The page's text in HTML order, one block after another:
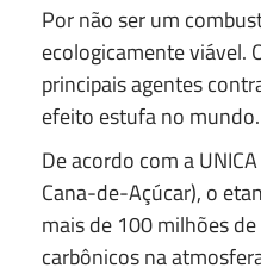
Por não ser um
ecologicamente viável.
principais agentes
efeito estufa no mundo.
De acordo com a
Cana-de-Açúcar), o
mais de 100 milhões
carbônicos na